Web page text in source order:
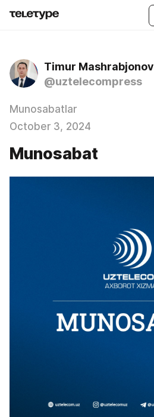
Timur
@uztelecompress
Munosabatlar
October 3, 2024
Munosabat